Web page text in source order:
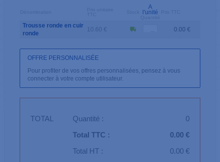
A
l'unité
Trousse ronde en cuir
ronde
10.60 € 0.00 €
OFFRE PERSONNALISÉE
Pour profiter de vos offres personnalisées, pensez à vous
connecter à votre compte utilisateur.
TOTAL Quantité :
0
Total TTC :
0.00 €
Total HT :
0.00 €